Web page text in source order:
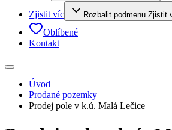
Zjistit víc Rozbalit podmenu Zjistit
Oblíbené
Kontakt
Úvod
Prodané pozemky
Prodej pole v k.ú. Malá Lečice